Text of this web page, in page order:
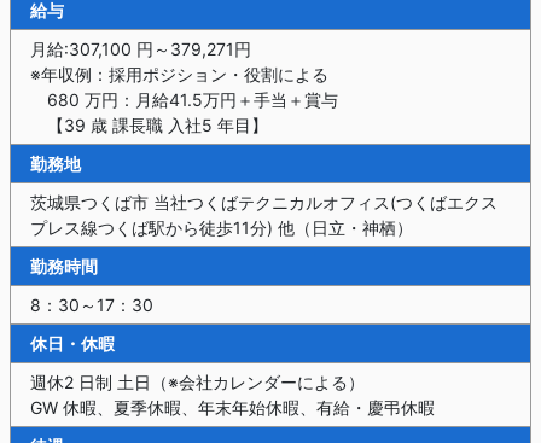
給与
月給:307,100 円～379,271円
※年収例：採用ポジション・役割による
680 万円：月給41.5万円＋手当＋賞与
【39 歳 課長職 入社5 年目】
勤務地
茨城県つくば市 当社つくばテクニカルオフィス(つくばエクス
プレス線つくば駅から徒歩11分) 他（日立・神栖）
勤務時間
8：30～17：30
休日・休暇
週休2 日制 土日（※会社カレンダーによる）
GW 休暇、夏季休暇、年末年始休暇、有給・慶弔休暇